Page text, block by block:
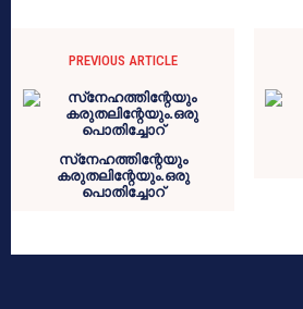
PREVIOUS ARTICLE
സ്‌നേഹത്തിന്റേയും
കരുതലിന്റേയും.ഒരു
പൊതിച്ചോറ്